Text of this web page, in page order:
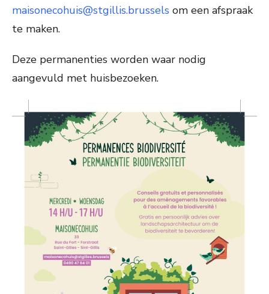
maisonecohuis@stgillis.brussels om een afspraak
te maken.
Deze permanenties worden waar nodig
aangevuld met huisbezoeken.